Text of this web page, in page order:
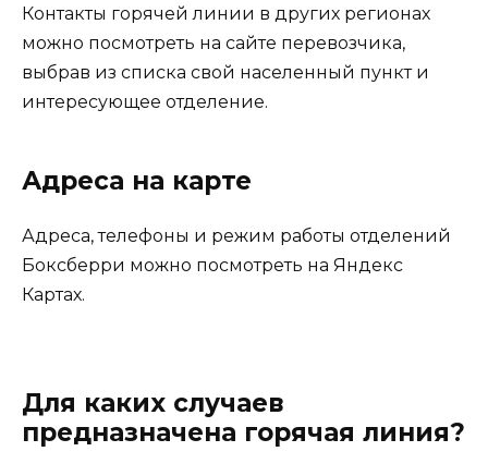
Контакты горячей линии в других регионах
можно посмотреть на сайте перевозчика,
выбрав из списка свой населенный пункт и
интересующее отделение.
Адреса на карте
Адреса, телефоны и режим работы отделений
Боксберри можно посмотреть на Яндекс
Картах.
Для каких случаев
предназначена горячая линия?